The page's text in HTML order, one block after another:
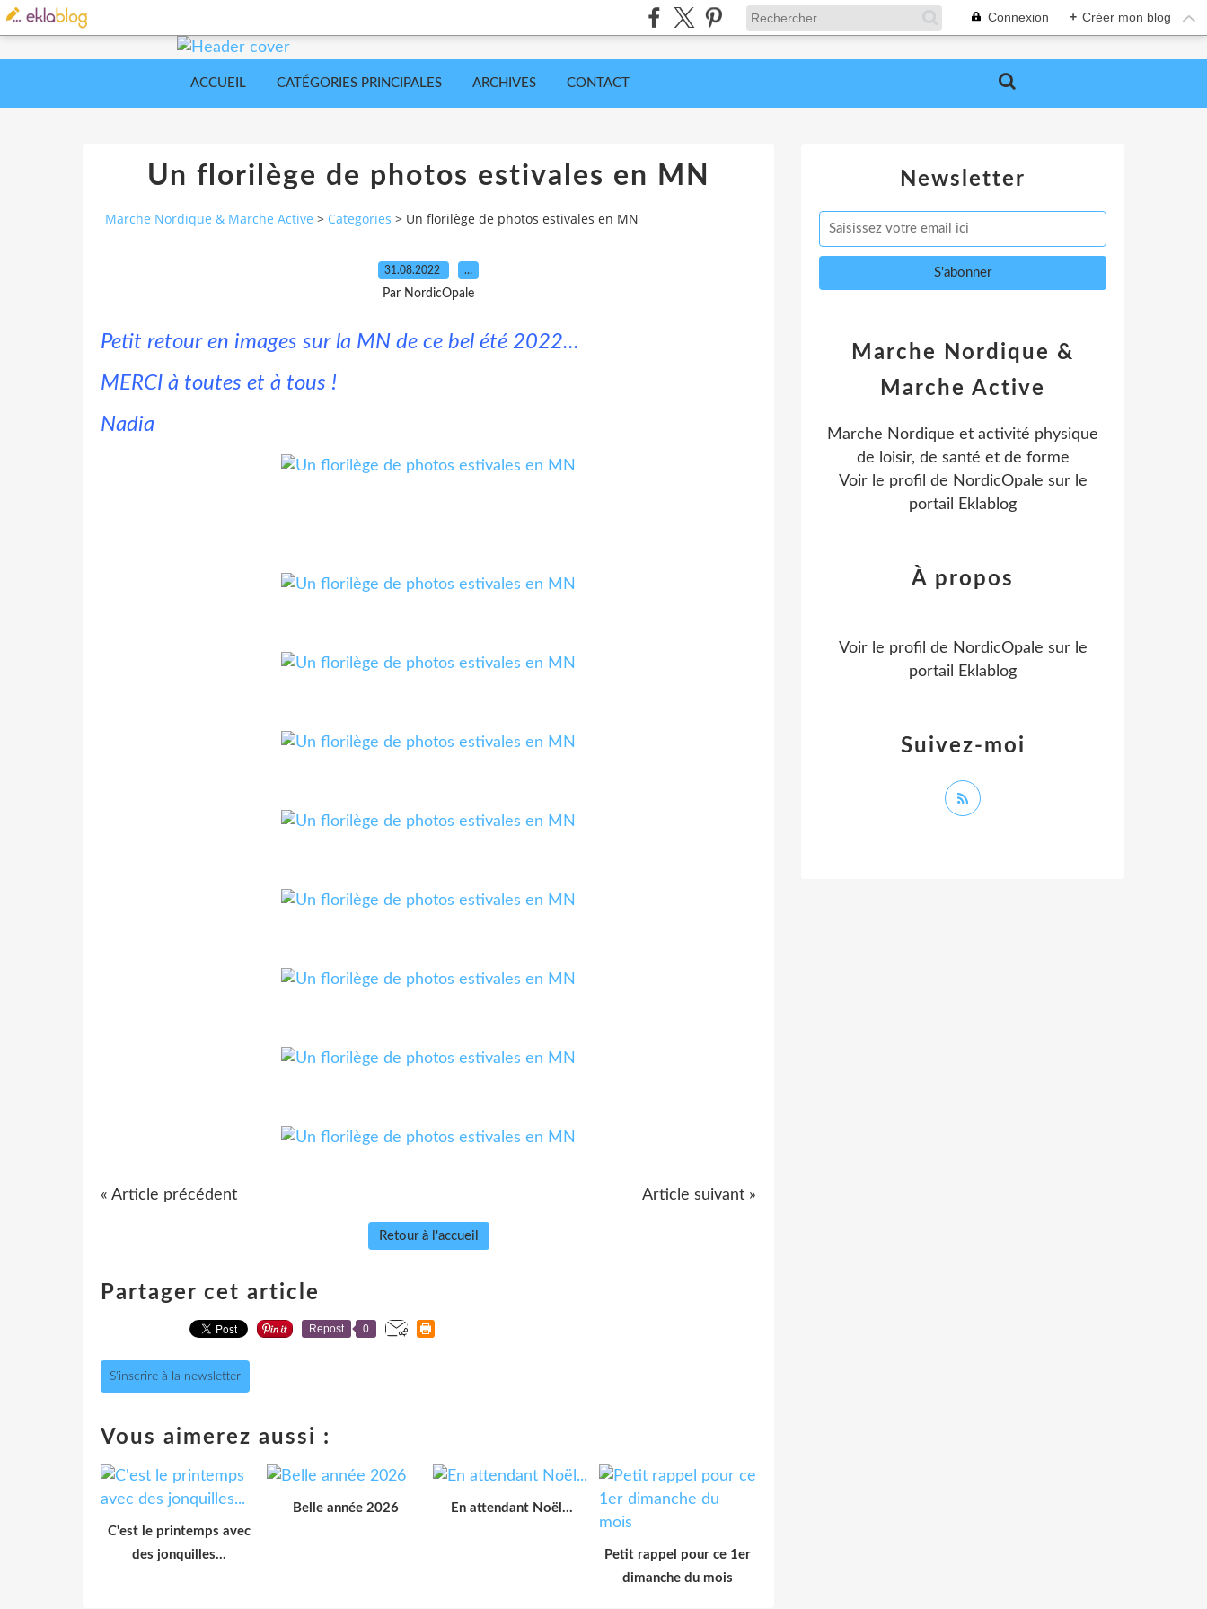
Connexion + Créer mon blog
ACCUEIL CATÉGORIES PRINCIPALES ARCHIVES CONTACT
Un florilège de photos estivales en MN
Marche Nordique & Marche Active > Categories > Un florilège de photos estivales en MN
31.08.2022 …
Par NordicOpale
Petit retour en images sur la MN de ce bel été 2022...
MERCI à toutes et à tous !
Nadia
« Article précédent Article suivant »
Retour à l'accueil
Partager cet article
Repost 0
S'inscrire à la newsletter
Vous aimerez aussi :
C'est le printemps avec
des jonquilles...
Belle année 2026 En attendant Noël...
Petit rappel pour ce 1er
dimanche du mois
Newsletter
Marche Nordique &
Marche Active
Marche Nordique et activité physique
de loisir, de santé et de forme
Voir le profil de NordicOpale sur le
portail Eklablog
Suivez-moi
À propos
Voir le profil de NordicOpale sur le
portail Eklablog